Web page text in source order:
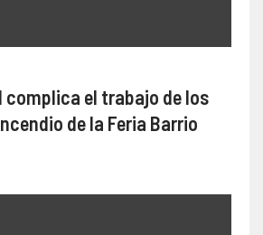
complica el trabajo de los
de la Feria Barrio